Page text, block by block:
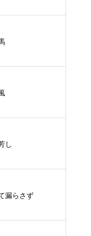
し
漏らさず